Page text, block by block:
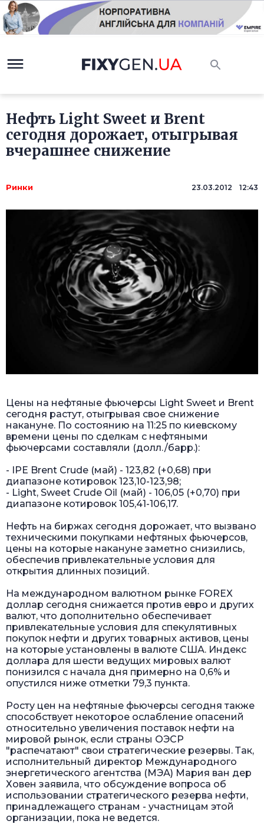
Нефть Light Sweet и Brent
сегодня дорожает, отыгрывая
вчерашнее снижение
Ринки 23.03.2012 12:43
Цены на нефтяные фьючерсы Light Sweet и Brent
сегодня растут, отыгрывая свое снижение
накануне. По состоянию на 11:25 по киевскому
времени цены по сделкам с нефтяными
фьючерсами составляли (долл./барр.):
- IPE Brent Crude (май) - 123,82 (+0,68) при
диапазоне котировок 123,10-123,98;
- Light, Sweet Crude Oil (май) - 106,05 (+0,70) при
диапазоне котировок 105,41-106,17.
Нефть на биржах сегодня дорожает, что вызвано
техническими покупками нефтяных фьючерсов,
цены на которые накануне заметно снизились,
обеспечив привлекательные условия для
открытия длинных позиций.
На международном валютном рынке FOREX
доллар сегодня снижается против евро и других
валют, что дополнительно обеспечивает
привлекательные условия для спекулятивных
покупок нефти и других товарных активов, цены
на которые установлены в валюте США. Индекс
доллара для шести ведущих мировых валют
понизился с начала дня примерно на 0,6% и
опустился ниже отметки 79,3 пункта.
Росту цен на нефтяные фьючерсы сегодня также
способствует некоторое ослабление опасений
относительно увеличения поставок нефти на
мировой рынок, если страны ОЭСР
"распечатают" свои стратегические резервы. Так,
исполнительный директор Международного
энергетического агентства (МЭА) Мария ван дер
Ховен заявила, что обсуждение вопроса об
использовании стратегического резерва нефти,
принадлежащего странам - участницам этой
организации, пока не ведется.